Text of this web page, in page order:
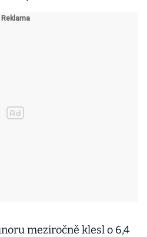
meziročně klesl o 6,4